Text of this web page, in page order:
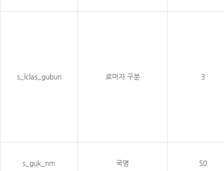
s_lclas_gubun 로마자 구분 3
s_guk_nm 국명 50